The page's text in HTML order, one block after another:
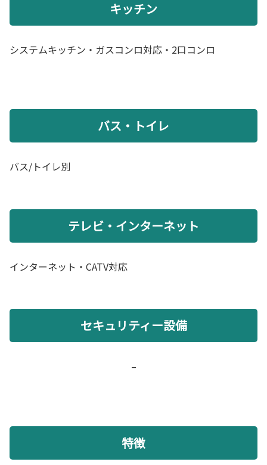
キッチン
システムキッチン・ガスコンロ対応・2口コンロ
バス・トイレ
バス/トイレ別
テレビ・インターネット
インターネット・CATV対応
セキュリティー設備
–
特徴